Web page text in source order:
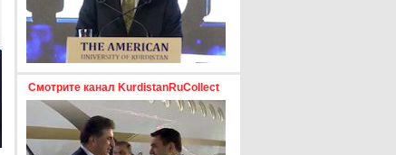
Смотрите канал KurdistanRuCollect